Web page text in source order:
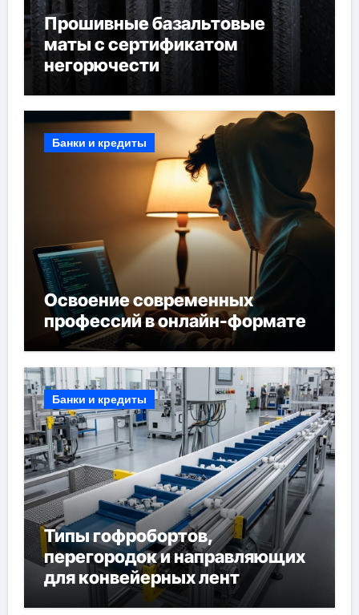
Прошивные базальтовые
маты с сертификатом
негорючести
Банки и кредиты
Освоение современных
профессий в онлайн-формате
Банки и кредиты
Типы гофробортов,
перегородок и направляющих
для конвейерных лент